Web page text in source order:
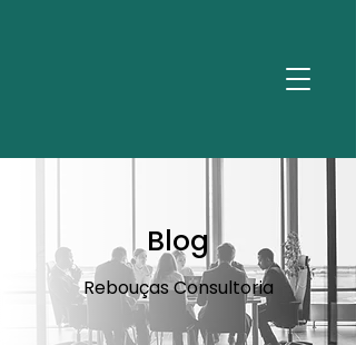
Blog
Rebouças Consultoria